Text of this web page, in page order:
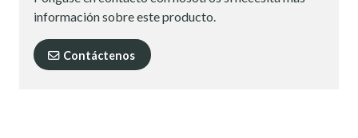
información sobre este producto.
Contáctenos